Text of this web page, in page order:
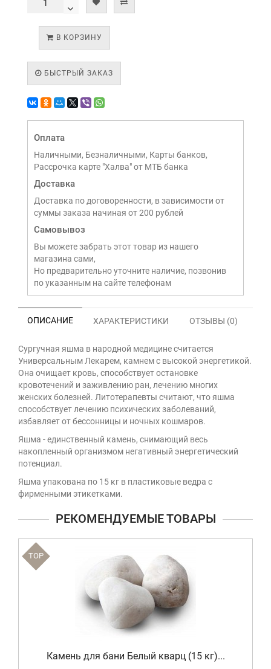
В КОРЗИНУ
БЫСТРЫЙ ЗАКАЗ
Оплата
Наличными, Безналичными, Карты банков,
Рассрочка карте "Халва" от МТБ банка
Доставка
Доставка по договоренности, в зависимости от
суммы заказа начиная от 200 рублей
Самовывоз
Вы можете забрать этот товар из нашего
магазина сами,
Но предварительно уточните наличие, позвонив
по указанным на сайте телефонам
ОПИСАНИЕ ХАРАКТЕРИСТИКИ ОТЗЫВЫ (0)
Сургучная яшма в народной медицине считается
Универсальным Лекарем, камнем с высокой энергетикой.
Она очищает кровь, способствует остановке
кровотечений и заживлению ран, лечению многих
женских болезней. Литотерапевты считают, что яшма
способствует лечению психических заболеваний,
избавляет от бессонницы и ночных кошмаров.
Яшма - единственный камень, снимающий весь
накопленный организмом негативный энергетический
потенциал.
Яшма упакована по 15 кг в пластиковые ведра с
фирменными этикетками.
РЕКОМЕНДУЕМЫЕ ТОВАРЫ
TOP
Камень для бани Белый кварц (15 кг)...